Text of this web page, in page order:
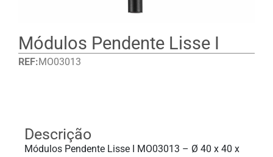
Módulos Pendente Lisse I
REF:MO03013
Descrição
Módulos Pendente Lisse I MO03013 – Ø 40 x 40 x